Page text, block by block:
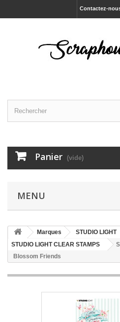
Contactez-
Panier (vide)
MENU
Marques
STUDIO LIGHT
STUDIO LIGHT CLEAR STAMPS
Blossom Friends